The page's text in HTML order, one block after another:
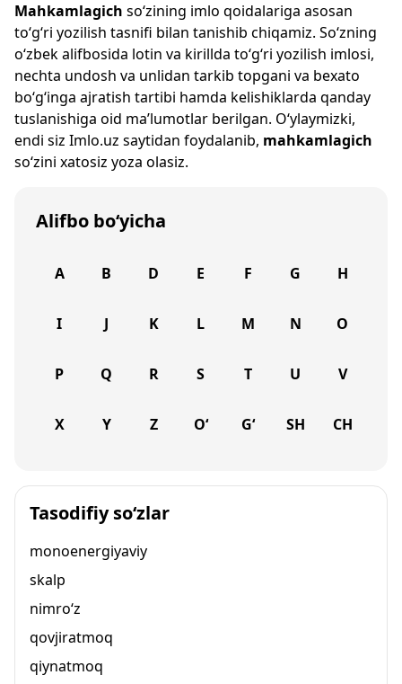
Mahkamlagich so‘zining imlo qoidalariga asosan
to‘g‘ri yozilish tasnifi bilan tanishib chiqamiz. So‘zning
o‘zbek alifbosida lotin va kirillda to‘g‘ri yozilish imlosi,
nechta undosh va unlidan tarkib topgani va bexato
bo‘g‘inga ajratish tartibi hamda kelishiklarda qanday
tuslanishiga oid ma’lumotlar berilgan. O‘ylaymizki,
endi siz Imlo.uz saytidan foydalanib, mahkamlagich
so‘zini xatosiz yoza olasiz.
Alifbo bo‘yicha
A B D E F G H
I J K L M N O
P Q R S T U V
X Y Z O‘ G‘ SH CH
Tasodifiy so‘zlar
monoenergiyaviy
skalp
nimro‘z
qovjiratmoq
qiynatmoq